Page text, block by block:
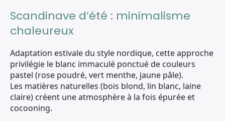
Scandinave d’été : minimalisme
chaleureux
Adaptation estivale du style nordique, cette approche
privilégie le blanc immaculé ponctué de couleurs
pastel (rose poudré, vert menthe, jaune pâle).
Les matières naturelles (bois blond, lin blanc, laine
claire) créent une atmosphère à la fois épurée et
cocooning.